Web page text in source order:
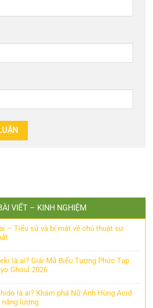
VIẾT – KINH NGHIỆM
– Tiểu sử và bí mật về chú thuật sư
là ai? Giải Mã Biểu Tượng Phức Tạp
Ghoul 2026
là ai? Khám phá Nữ Anh Hùng Acid
năng lượng